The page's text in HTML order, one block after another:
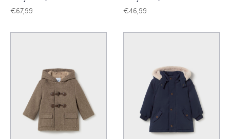
€67,99 €46,99